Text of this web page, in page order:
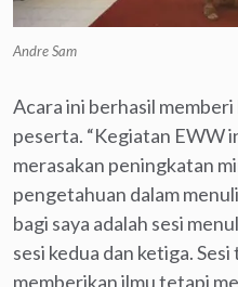
Andre Sam
Acara ini berhasil
peserta. “Kegiatan EWW
merasakan peningkatan
pengetahuan dalam
bagi saya adalah sesi
sesi kedua dan ketiga.
memberikan ilmu tetapi